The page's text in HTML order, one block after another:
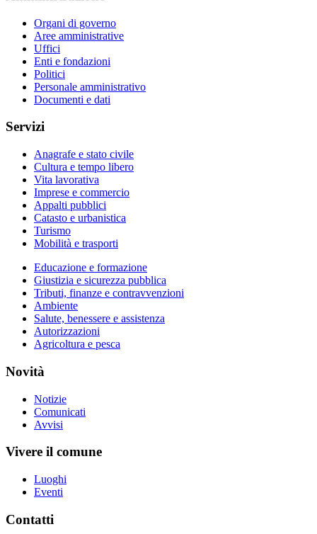
Organi di governo
Aree amministrative
Uffici
Enti e fondazioni
Politici
Personale amministrativo
Documenti e dati
Servizi
Anagrafe e stato civile
Cultura e tempo libero
Vita lavorativa
Imprese e commercio
Appalti pubblici
Catasto e urbanistica
Turismo
Mobilità e trasporti
Educazione e formazione
Giustizia e sicurezza pubblica
Tributi, finanze e contravvenzioni
Ambiente
Salute, benessere e assistenza
Autorizzazioni
Agricoltura e pesca
Novità
Notizie
Comunicati
Avvisi
Vivere il comune
Luoghi
Eventi
Contatti